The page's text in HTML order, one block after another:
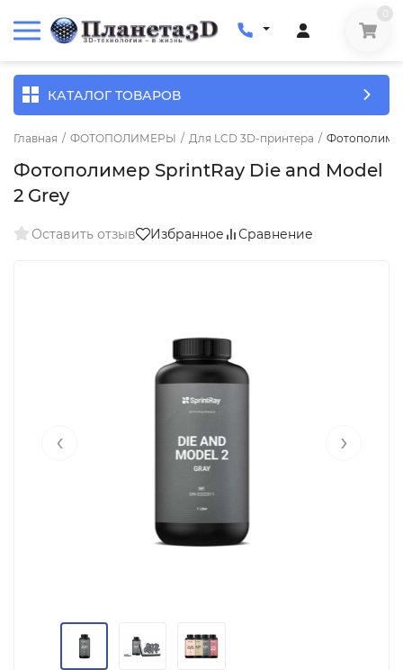
КАТАЛОГ ТОВАРОВ
Главная / ФОТОПОЛИМЕРЫ / Для LCD 3D-принтера /
Фотополимер SprintRay Die and Model
2 Grey
Оставить отзыв Избранное Сравнение
‹ ›